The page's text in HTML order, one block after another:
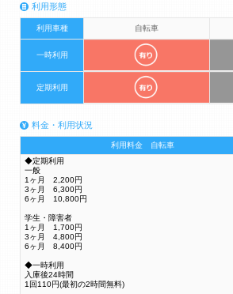
利用形態
利用車種 自転車
一時利用
定期利用
料金・利用状況
利用料金 自転車
◆定期利用
一般
1ヶ月 2,200円
3ヶ月 6,300円
6ヶ月 10,800円
学生・障害者
1ヶ月 1,700円
3ヶ月 4,800円
6ヶ月 8,400円
◆一時利用
入庫後24時間
1回110円(最初の2時間無料)